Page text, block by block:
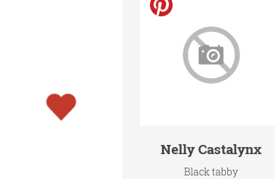
Nelly Castalynx
Black tabby